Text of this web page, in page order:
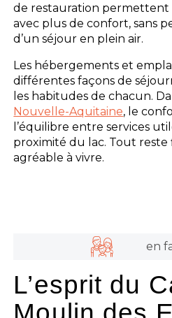
de restauration
avec plus de confort, sans
d’un séjour en plein air.
Les hébergements et
différentes façons de
les habitudes de chacun.
Nouvelle-Aquitaine, le
l’équilibre entre services
proximité du lac. Tout
agréable à vivre.
en
L’esprit du